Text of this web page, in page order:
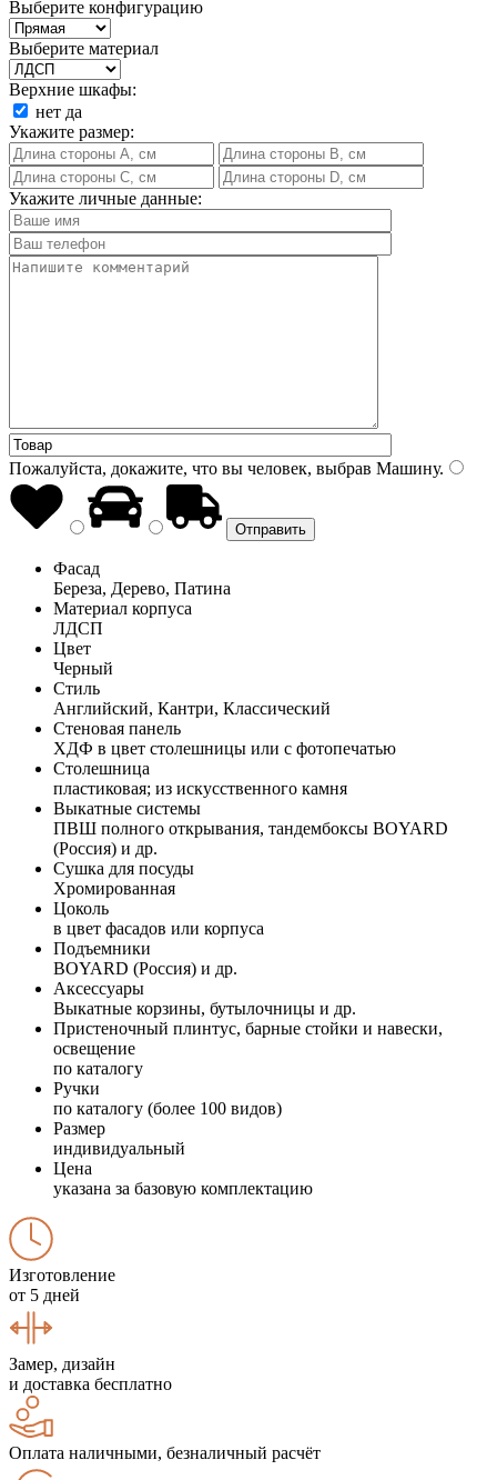
Выберите конфигурацию
Выберите материал
Верхние шкафы:
нет да
Укажите размер:
Укажите личные данные:
Пожалуйста, докажите, что вы человек, выбрав Машину.
Фасад
Береза, Дерево, Патина
Материал корпуса
ЛДСП
Цвет
Черный
Стиль
Английский, Кантри, Классический
Стеновая панель
ХДФ в цвет столешницы или с фотопечатью
Столешница
пластиковая; из искусственного камня
Выкатные системы
ПВШ полного открывания, тандембоксы BOYARD
(Россия) и др.
Сушка для посуды
Хромированная
Цоколь
в цвет фасадов или корпуса
Подъемники
BOYARD (Россия) и др.
Аксессуары
Выкатные корзины, бутылочницы и др.
Пристеночный плинтус, барные стойки и навески,
освещение
по каталогу
Ручки
по каталогу (более 100 видов)
Размер
индивидуальный
Цена
указана за базовую комплектацию
Изготовление
от 5 дней
Замер, дизайн
и доставка бесплатно
Оплата наличными, безналичный расчёт